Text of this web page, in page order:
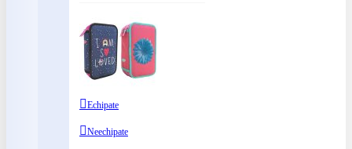
Echipate
Neechipate